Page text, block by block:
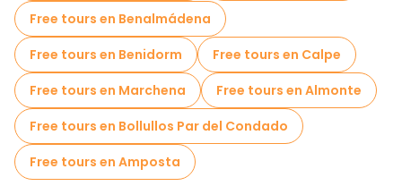
Free tours en Benalmádena
Free tours en Benidorm
Free tours en Calpe
Free tours en Marchena
Free tours en Almonte
Free tours en Bollullos Par del Condado
Free tours en Amposta